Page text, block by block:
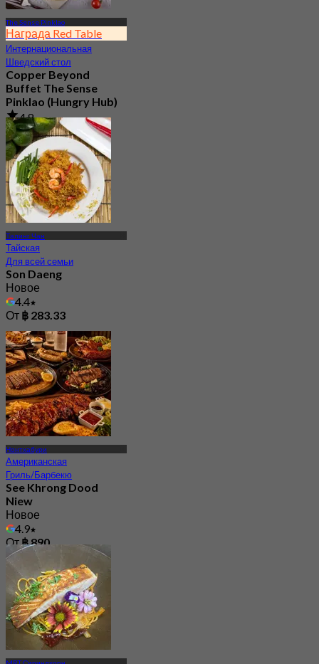
The Sense Pinklao
Награда Red Table
Интернациональная
Шведский стол
Copper Beyond
Buffet The Sense
Pinklao (Hungry Hub)
4.8
237.5K
Забронировано
От฿ 399
Талинг Чан
Тайская
Для всей семьи
Son Daeng
Новое
4.4
От ฿ 283.33
Нонтхабури
Американская
Гриль/Барбекю
See Khrong Dood
Niew
Новое
4.9
От ฿ 890
MRT Сириндхорн